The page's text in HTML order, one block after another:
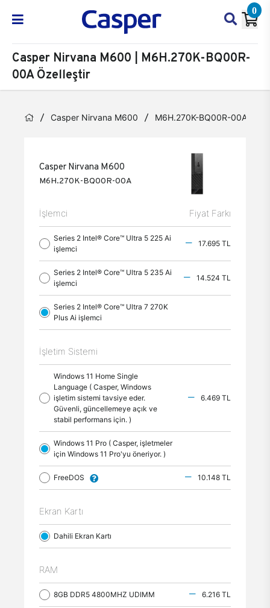
0
Casper Nirvana M600 | M6H.270K-BQ00R-
00A Özelleştir
Casper Nirvana M600 M6H.270K-BQ00R-00A
Casper Nirvana M600
M6H.270K-BQ00R-00A
İşlemci Fiyat Farkı
Series 2 Intel® Core™ Ultra 5 225 Ai
işlemci
17.695 TL
Series 2 Intel® Core™ Ultra 5 235 Ai
işlemci
14.524 TL
Series 2 Intel® Core™ Ultra 7 270K
Plus Ai işlemci
İşletim Sistemi
Windows 11 Home Single
Language ( Casper, Windows
işletim sistemi tavsiye eder.
Güvenli, güncellemeye açık ve
stabil performans için. )
6.469 TL
Windows 11 Pro ( Casper, işletmeler
için Windows 11 Pro'yu öneriyor. )
FreeDOS 10.148 TL
Ekran Kartı
Dahili Ekran Kartı
RAM
8GB DDR5 4800MHZ UDIMM 6.216 TL